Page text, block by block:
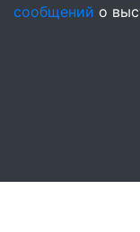
сообщений о